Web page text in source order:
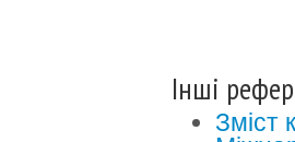
Інші
Зміст